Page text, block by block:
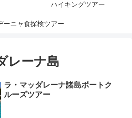
ハイキングツアー
ーニャ食探検ツアー
レーナ島
ラ・マッダレーナ諸島ボートク
ルーズツアー